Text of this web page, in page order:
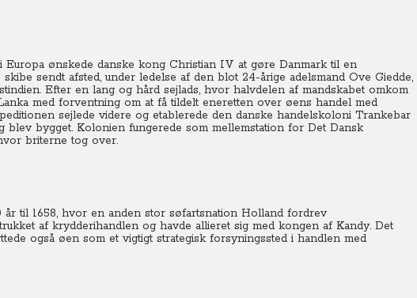
Europa ønskede danske kong Christian IV at gøre Danmark til en
sendt afsted, under ledelse af den blot 24-årige adelsmand Ove Giedde,
Efter en lang og hård sejlads, hvor halvdelen af mandskabet omkom
med forventning om at få tildelt eneretten over øens handel med
sejlede videre og etablerede den danske handelskoloni Trankebar
blev bygget. Kolonien fungerede som mellemstation for Det Dansk
briterne tog over.
år til 1658, hvor en anden stor søfartsnation Holland fordrev
af krydderihandlen og havde allieret sig med kongen af Kandy. Det
også øen som et vigtigt strategisk forsyningssted i handlen med